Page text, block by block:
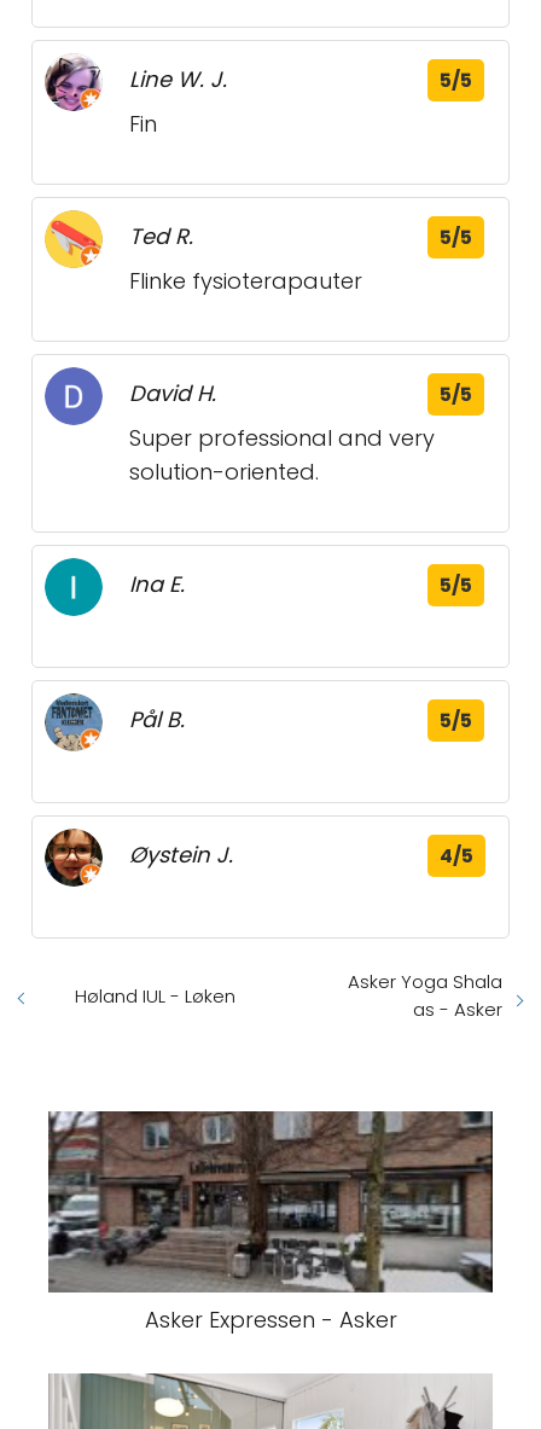
Line W. J. 5/5
Fin
Ted R. 5/5
Flinke fysioterapauter
David H. 5/5
Super professional and very
solution-oriented.
Ina E. 5/5
Pål B. 5/5
Øystein J. 4/5
Høland IUL - Løken
Asker Yoga Shala
as - Asker
Asker Expressen - Asker